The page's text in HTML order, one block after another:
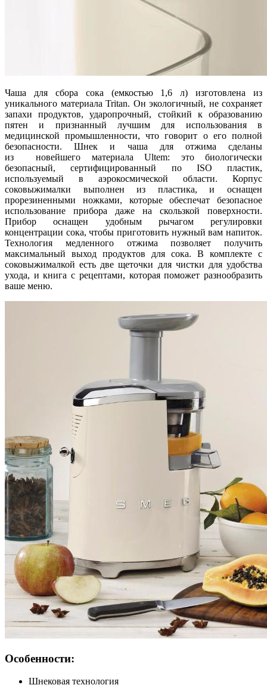
Чаша для сбора сока (емкостью 1,6 л) изготовлена из
уникального материала Tritan. Он экологичный, не сохраняет
запахи продуктов, ударопрочный, стойкий к образованию
пятен и признанный лучшим для использования в
медицинской промышленности, что говорит о его полной
безопасности. Шнек и чаша для отжима сделаны
из новейшего материала Ultem: это биологически
безопасный, сертифицированный по ISO пластик,
используемый в аэрокосмической области. Корпус
соковыжималки выполнен из пластика, и оснащен
прорезиненными ножками, которые обеспечат безопасное
использование прибора даже на скользкой поверхности.
Прибор оснащен удобным рычагом регулировки
концентрации сока, чтобы приготовить нужный вам напиток.
Технология медленного отжима позволяет получить
максимальный выход продуктов для сока. В комплекте с
соковыжималкой есть две щеточки для чистки для удобства
ухода, и книга с рецептами, которая поможет разнообразить
ваше меню.
Особенности:
Шнековая технология